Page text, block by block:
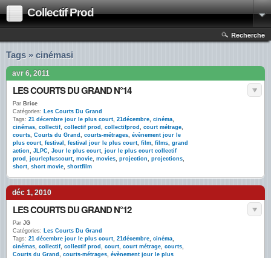
Collectif Prod
Recherche
Tags » cinémasi
avr 6, 2011
LES COURTS DU GRAND N°14
Par Brice
Catégories: Les Courts Du Grand
Tags: 21 décembre jour le plus court, 21décembre, cinéma,
cinémas, collectif, collectif prod , collectifprod , court métrage,
courts, Courts du Grand , courts-métrages, évènement jour le
plus court, festival , festival jour le plus court, film, films, grand
action, JLPC, Jour le plus court, jour le plus court collectif
prod , jourlepluscourt, movie, movies, projection, projections,
short, short movie, shortfilm
déc 1, 2010
LES COURTS DU GRAND N°12
Par JG
Catégories: Les Courts Du Grand
Tags: 21 décembre jour le plus court, 21décembre, cinéma,
cinémas, collectif, collectif prod , court, court métrage, courts,
Courts du Grand , courts-métrages, évènement jour le plus